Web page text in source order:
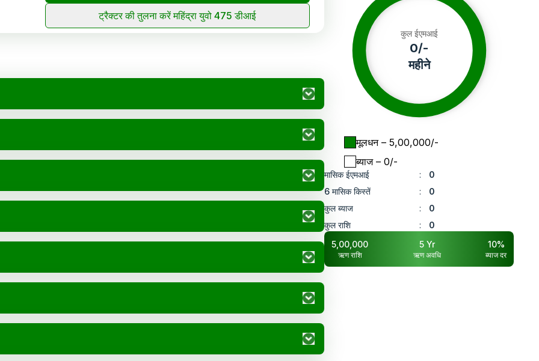
ट्रैक्टर की तुलना करें महिंद्रा युवो 475 डीआई
कुल ईएमआई
0/-
महीने
मूलधन– ₹ 5,00,000/-
ब्याज– ₹ 0/-
मासिक ईएमआई :
0
6 मासिक किस्तें
:
0
कुल ब्याज
:
0
कुल राशि
:
0
5,00,000
ऋण राशि
5Yr
ऋण अवधि
10%
ब्याज दर